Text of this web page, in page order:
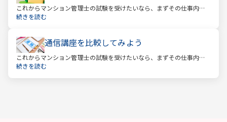
これからマンション管理士の試験を受けたいなら、まずその仕事内容
を確かめましょう。この仕事では、マンション管理組合の総合的なサ
続きを読む
通信講座を比較してみよう
これからマンション管理士の試験を受けたいなら、まずその仕事内容
を確かめましょう。この仕事では、マンション管理組合の総合的なサ
続きを読む